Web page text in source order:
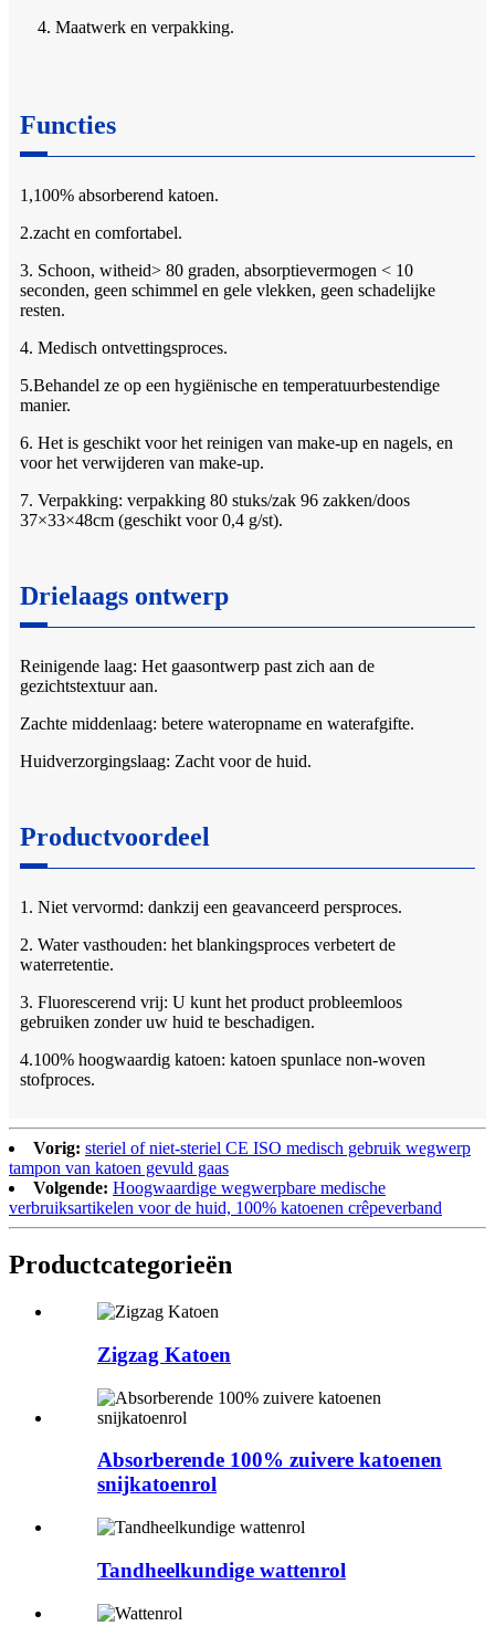
4. Maatwerk en verpakking.
Functies
1,100% absorberend katoen.
2.zacht en comfortabel.
3. Schoon, witheid> 80 graden, absorptievermogen < 10
seconden, geen schimmel en gele vlekken, geen schadelijke
resten.
4. Medisch ontvettingsproces.
5.Behandel ze op een hygiënische en temperatuurbestendige
manier.
6. Het is geschikt voor het reinigen van make-up en nagels, en
voor het verwijderen van make-up.
7. Verpakking: verpakking 80 stuks/zak 96 zakken/doos
37×33×48cm (geschikt voor 0,4 g/st).
Drielaags ontwerp
Reinigende laag: Het gaasontwerp past zich aan de
gezichtstextuur aan.
Zachte middenlaag: betere wateropname en waterafgifte.
Huidverzorgingslaag: Zacht voor de huid.
Productvoordeel
1. Niet vervormd: dankzij een geavanceerd persproces.
2. Water vasthouden: het blankingsproces verbetert de
waterretentie.
3. Fluorescerend vrij: U kunt het product probleemloos
gebruiken zonder uw huid te beschadigen.
4.100% hoogwaardig katoen: katoen spunlace non-woven
stofproces.
Vorig: steriel of niet-steriel CE ISO medisch gebruik wegwerp
tampon van katoen gevuld gaas
Volgende: Hoogwaardige wegwerpbare medische
verbruiksartikelen voor de huid, 100% katoenen crêpeverband
Productcategorieën
Zigzag Katoen
Absorberende 100% zuivere katoenen
snijkatoenrol
Tandheelkundige wattenrol